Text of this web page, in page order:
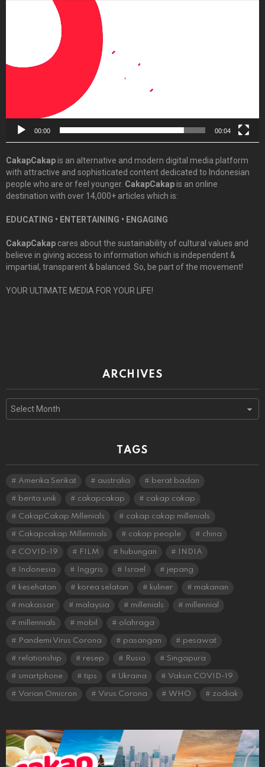
00:00 00:04
CakapCakapis an alternative and modern digital media platform
with attractive and sophisticated content dedicated to Indonesian
people who are or feel younger. CakapCakapis an online
destination with over 14,000+ articles which is:
EDUCATING • ENTERTAINING • ENGAGING
CakapCakap cares about the sustainability of cultural values and
believe in giving access to information which is independent &
impartial, transparent & balanced. So, be part of the movement!
YOUR ULTIMATE MEDIA FOR YOUR LIFE!
ARCHIVES
TAGS
Amerika Serikat australia berat badan
berita unik cakapcakap cakap cakap
CakapCakap Millenials cakap cakap millenials
Cakapcakap Millennials cakap people china
COVID-19 FILM hubungan INDIA
Indonesia Inggris Israel jepang
kesehatan korea selatan kuliner makanan
makassar malaysia millenials millennial
millennials mobil olahraga
Pandemi Virus Corona pasangan pesawat
relationship resep Rusia Singapura
smartphone tips Ukraina Vaksin COVID-19
Varian Omicron Virus Corona WHO zodiak